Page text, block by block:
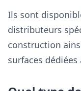
Ils sont
distributeurs
construction
surfaces